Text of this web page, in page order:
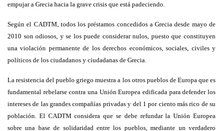
empujar a Grecia hacia la grave crisis que está padeciendo.
Según el CADTM, todos los préstamos concedidos a Grecia desde mayo de
2010 son odiosos, y se los puede considerar nulos, puesto que constituyen
una violación permanente de los derechos económicos, sociales, civiles y
políticos de los ciudadanos y ciudadanas de Grecia.
La resistencia del pueblo griego muestra a los otros pueblos de Europa que es
fundamental rebelarse contra una Unión Europea edificada para defender los
intereses de las grandes compañías privadas y del 1 por ciento más rico de su
población. El CADTM considera que se debe refundar la Unión Europea
sobre una base de solidaridad entre los pueblos, mediante un verdadero